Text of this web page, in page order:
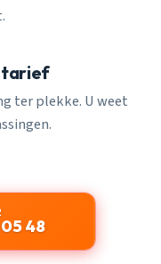
tarief
ter plekke. U weet
05 48